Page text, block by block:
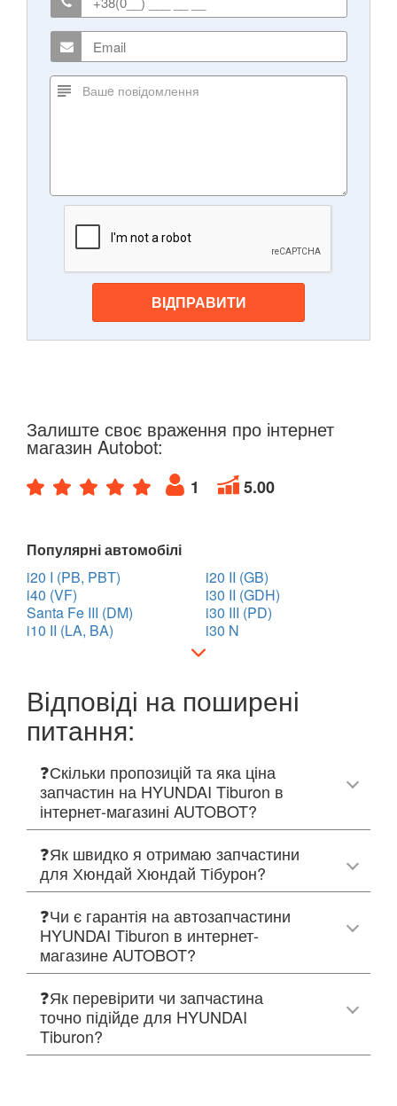
ВІДПРАВИТИ
Залиште своє враження про інтернет
магазин Autobot:
1 5.00
Популярні автомобілі
i20 I (PB, PBT)
i40 (VF)
Santa Fe III (DM)
i10 II (LA, BA)
i20 II (GB)
i30 II (GDH)
i30 III (PD)
i30 N
Відповіді на поширені
питання:
❓Скільки пропозицій та яка ціна
запчастин на HYUNDAI Tiburon в
інтернет-магазині AUTOBOT?
❓Як швидко я отримаю запчастини
для Хюндай Хюндай Тібурон?
❓Чи є гарантія на автозапчастини
HYUNDAI Tiburon в интернет-
магазине AUTOBOT?
❓Як перевірити чи запчастина
точно підійде для HYUNDAI
Tiburon?